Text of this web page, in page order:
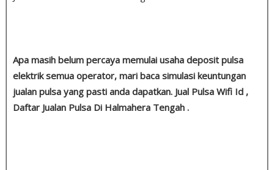
Apa masih belum percaya memulai usaha deposit pulsa
elektrik semua operator, mari baca simulasi keuntungan
jualan pulsa yang pasti anda dapatkan. Jual Pulsa Wifi Id ,
Daftar Jualan Pulsa Di Halmahera Tengah .